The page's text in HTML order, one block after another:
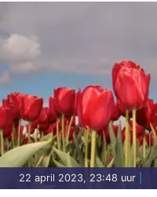
22 april 2023, 23:48 uur